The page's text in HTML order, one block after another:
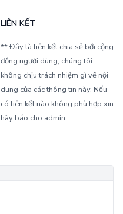
LIÊN KẾT
** Đây là liên kết chia sẻ bới cộng
đồng người dùng, chúng tôi
không chịu trách nhiệm gì về nội
dung của các thông tin này. Nếu
có liên kết nào không phù hợp xin
hãy báo cho admin.